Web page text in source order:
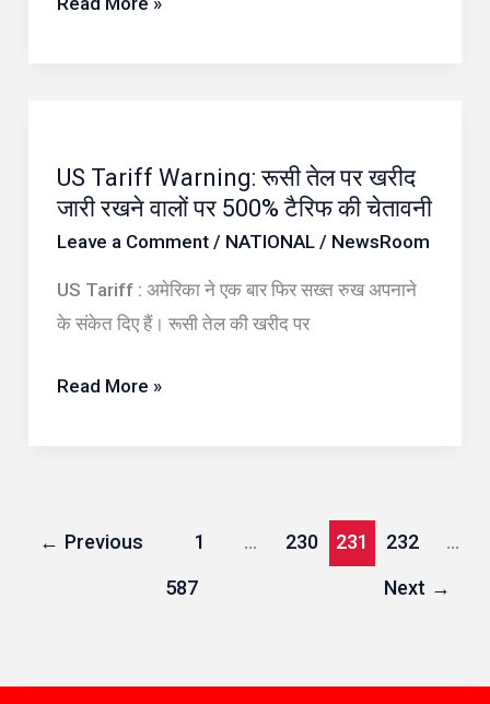
US Tariff Warning: रूसी तेल पर खरीद
जारी रखने वालों पर 500% टैरिफ की चेतावनी
Leave a Comment / NATIONAL/ NewsRoom
US Tariff : अमेरिका ने एक बार फिर सख्त रुख अपनाने
के संकेत दिए हैं। रूसी तेल की खरीद पर
Warning:
रूसी
तेल
पर
खरीद
रखने
Read More »
← Previous 1 … 230 231 232 …
587 Next →